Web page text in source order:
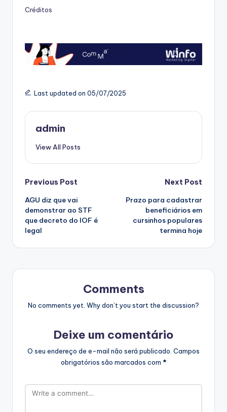
Créditos
Last updated on 05/07/2025
admin
View All Posts
Post
navigation
Previous Post
AGU diz que vai
demonstrar ao STF
que decreto do IOF é
legal
Next Post
Prazo para cadastrar
beneficiários em
cursinhos populares
termina hoje
Comments
No comments yet. Why don’t you start the discussion?
Deixe um comentário
O seu endereço de e-mail não será publicado. Campos
obrigatórios são marcados com *